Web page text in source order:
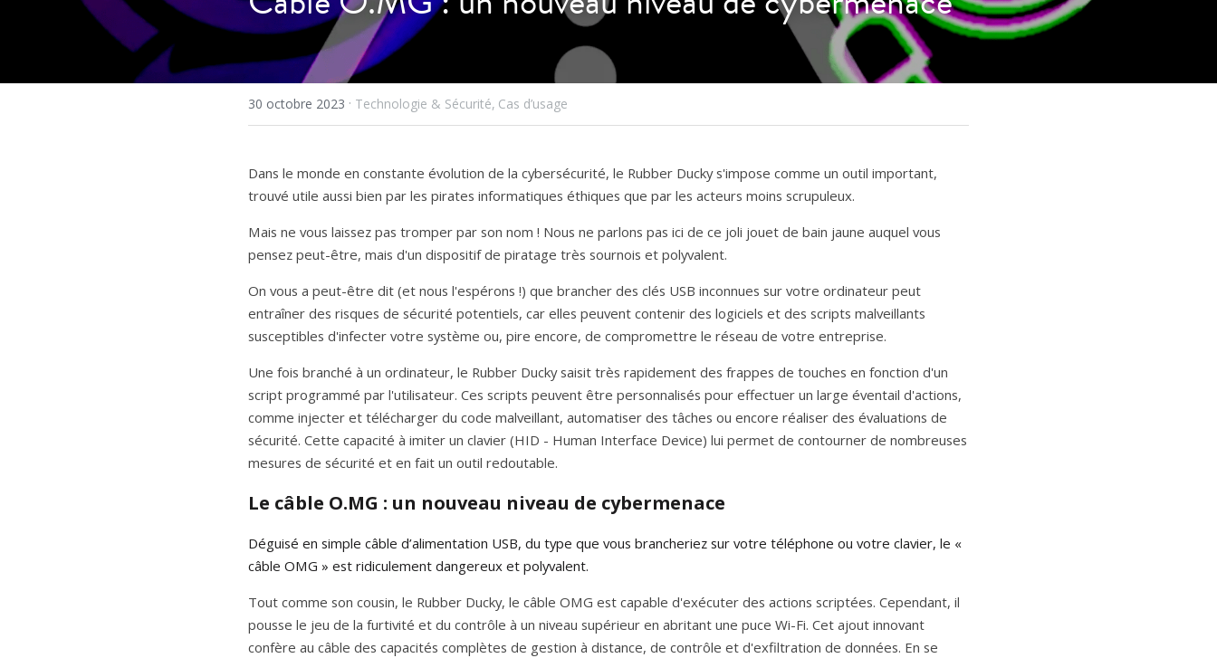
30 octobre 2023 · Technologie & Sécurité, Cas d’usage
Dans le monde en constante évolution de la cybersécurité, le Rubber Ducky s'impose comme un outil important,
trouvé utile aussi bien par les pirates informatiques éthiques que par les acteurs moins scrupuleux.
Mais ne vous laissez pas tromper par son nom ! Nous ne parlons pas ici de ce joli jouet de bain jaune auquel vous
pensez peut-être, mais d'un dispositif de piratage très sournois et polyvalent.
On vous a peut-être dit (et nous l'espérons !) que brancher des clés USB inconnues sur votre ordinateur peut
entraîner des risques de sécurité potentiels, car elles peuvent contenir des logiciels et des scripts malveillants
susceptibles d'infecter votre système ou, pire encore, de compromettre le réseau de votre entreprise.
Une fois branché à un ordinateur, le Rubber Ducky saisit très rapidement des frappes de touches en fonction d'un
script programmé par l'utilisateur. Ces scripts peuvent être personnalisés pour effectuer un large éventail d'actions,
comme injecter et télécharger du code malveillant, automatiser des tâches ou encore réaliser des évaluations de
sécurité. Cette capacité à imiter un clavier (HID - Human Interface Device) lui permet de contourner de nombreuses
mesures de sécurité et en fait un outil redoutable.
Le câble O.MG : un nouveau niveau de cybermenace
Déguisé en simple câble d’alimentation USB, du type que vous brancheriez sur votre téléphone ou votre clavier, le «
câble OMG » est ridiculement dangereux et polyvalent.
Tout comme son cousin, le Rubber Ducky, le câble OMG est capable d'exécuter des actions scriptées. Cependant, il
pousse le jeu de la furtivité et du contrôle à un niveau supérieur en abritant une puce Wi-Fi. Cet ajout innovant
confère au câble des capacités complètes de gestion à distance, de contrôle et d'exfiltration de données. En se